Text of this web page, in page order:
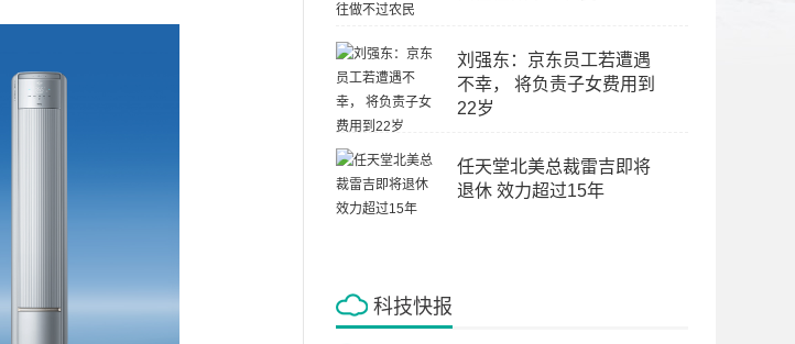
刘强东：京东员工若遭遇
不幸， 将负责子女费用到
22岁
任天堂北美总裁雷吉即将
退休 效力超过15年
科技快报